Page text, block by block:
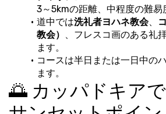
3～5kmの距離、中程度の難易
道中では洗礼者ヨハネ教会、
教会） 、フレスコ画のある礼
ます。
コースは半日または一日中の
ます。
🌅 カッパドキア